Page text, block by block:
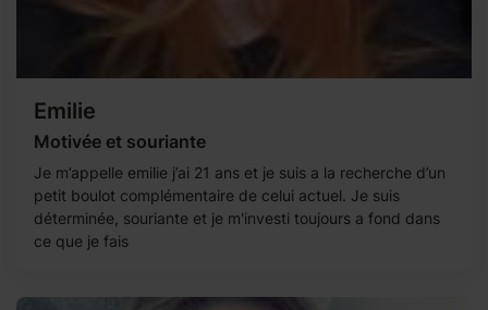
Emilie
Motivée et souriante
Je m’appelle emilie j’ai 21 ans et je suis a la recherche d’un
petit boulot complémentaire de celui actuel. Je suis
déterminée, souriante et je m'investi toujours a fond dans
ce que je fais